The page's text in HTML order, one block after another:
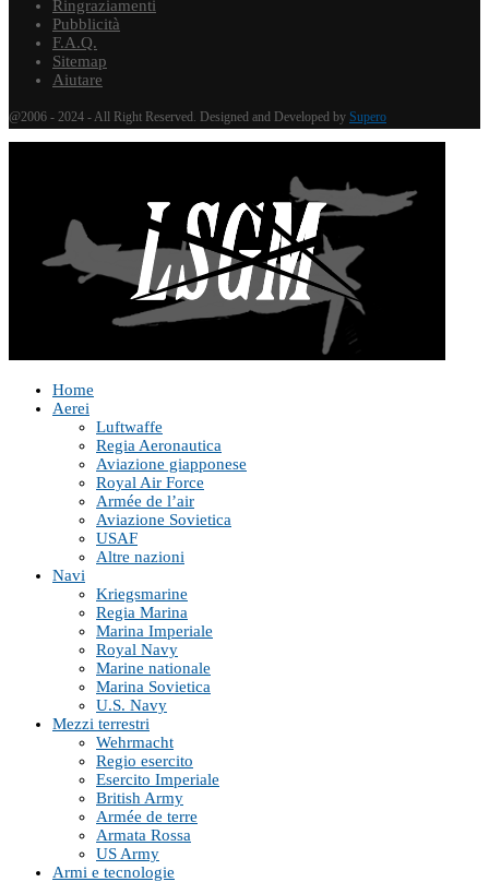
Ringraziamenti
Pubblicità
F.A.Q.
Sitemap
Aiutare
@2006 - 2024 - All Right Reserved. Designed and Developed by Supero
Home
Aerei
Luftwaffe
Regia Aeronautica
Aviazione giapponese
Royal Air Force
Armée de l’air
Aviazione Sovietica
USAF
Altre nazioni
Navi
Kriegsmarine
Regia Marina
Marina Imperiale
Royal Navy
Marine nationale
Marina Sovietica
U.S. Navy
Mezzi terrestri
Wehrmacht
Regio esercito
Esercito Imperiale
British Army
Armée de terre
Armata Rossa
US Army
Armi e tecnologie